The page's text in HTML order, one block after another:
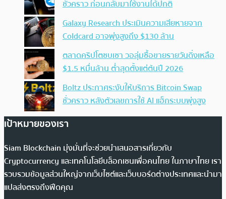
ชั่วคราว ก่อนกลับมาใช้งานได้ปกติ
Galaxy Research ประเมินความเสียหายจาก
Coldcard อาจพุ่งสูงถึง $130 ล้าน
ตลาดคริปโตซบเซา วอลุ่มซื้อขายรายวันดิ่งเหลือ
$1.5 หมื่นล้าน ต่ำสุดตั้งแต่ต้นปี 2026
Boltz ประกาศระงับให้บริการ Bitcoin Swap
ชั่วคราว หลังตัวเลขการใช้ AI แฮ็กระบบพุ่งสูง
เป้าหมายของเรา
Siam Blockchain มุ่งมั่นที่จะช่วยนำเสนอสารเกี่ยวกับ
Cryptocurrency และเทคโนโลยีบล็อกเชนเพื่อคนไทย ในภาษาไทย เรา
รวบรวมข้อมูลส่วนใหญ่จากเว็บไซต์และเว็บบอร์ดต่างประเทศและนำมา
แปลส่งตรงถึงฟีดคุณ